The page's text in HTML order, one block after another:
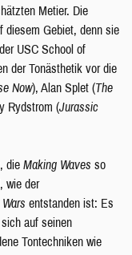
Metier. Die
diesem Gebiet, denn sie
USC School of
der Tonästhetik vor die
Now), Alan Splet (The
Rydstrom (Jurassic
die Making Waves so
wie der
entstanden ist: Es
auf seinen
Tontechniken wie